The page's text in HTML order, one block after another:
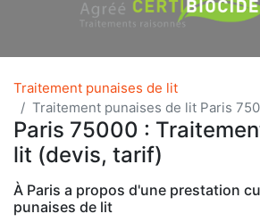
Traitement punaises de lit
Traitement punaises de lit Paris
Paris 75000 :
lit (devis, tarif)
À Paris a propos d'une prestation
punaises de lit